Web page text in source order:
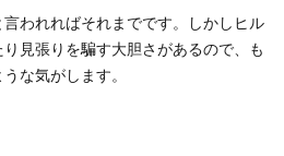
われればそれまでです。しかしヒル
見張りを騙す大胆さがあるので、も
な気がします。